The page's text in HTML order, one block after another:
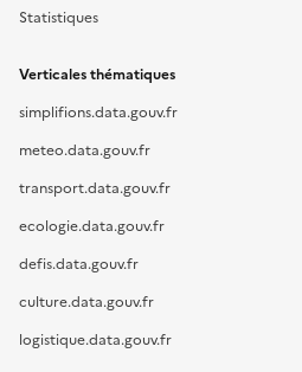
Statistiques
Verticales thématiques
simplifions.data.gouv.fr
meteo.data.gouv.fr
transport.data.gouv.fr
ecologie.data.gouv.fr
defis.data.gouv.fr
culture.data.gouv.fr
logistique.data.gouv.fr